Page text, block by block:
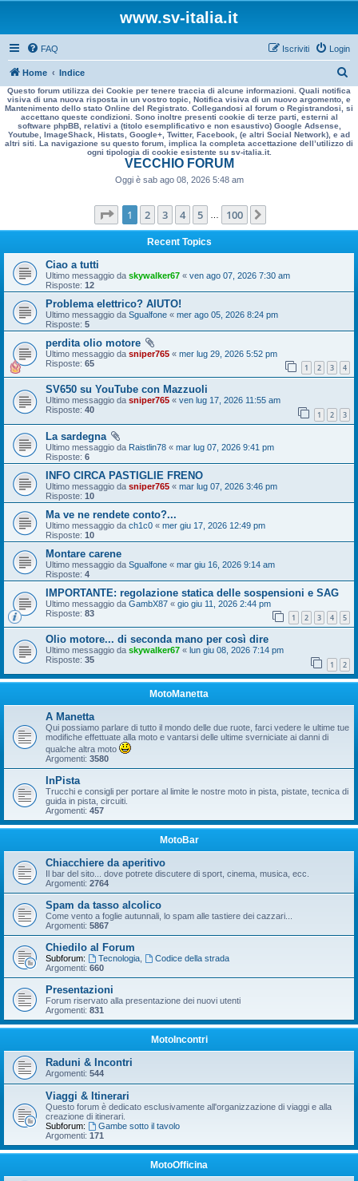
www.sv-italia.it
FAQ Login
Iscriviti
Home Indice
e
r
a
Questo forum utilizza dei Cookie per tenere traccia di alcune informazioni. Quali notifica
visiva di una nuova risposta in un vostro topic, Notifica visiva di un nuovo argomento, e
Mantenimento dello stato Online del Registrato. Collegandosi al forum o Registrandosi, si
accettano queste condizioni. Sono inoltre presenti cookie di terze parti, esterni al
software phpBB, relativi a (titolo esemplificativo e non esaustivo) Google Adsense,
Youtube, ImageShack, Histats, Google+, Twitter, Facebook, (e altri Social Network), e ad
altri siti. La navigazione su questo forum, implica la completa accettazione dell’utilizzo di
ogni tipologia di cookie esistente su sv-italia.it.
VECCHIO FORUM
Oggi è sab ago 08, 2026 5:48 am
Pagina di 100
1 2 3 4 5 100
Recent Topics
Ciao a tutti
Ultimo messaggio da skywalker67 « ven ago 07, 2026 7:30 am
Risposte: 12
Problema elettrico? AIUTO!
Ultimo messaggio da Sgualfone « mer ago 05, 2026 8:24 pm
Risposte: 5
perdita olio motore
Ultimo messaggio da sniper765 « mer lug 29, 2026 5:52 pm
Risposte: 65 1 2 3 4
SV650 su YouTube con Mazzuoli
Ultimo messaggio da sniper765 « ven lug 17, 2026 11:55 am
Risposte: 40 1 2 3
La sardegna
Ultimo messaggio da Raistlin78 « mar lug 07, 2026 9:41 pm
Risposte: 6
INFO CIRCA PASTIGLIE FRENO
Ultimo messaggio da sniper765 « mar lug 07, 2026 3:46 pm
Risposte: 10
Ma ve ne rendete conto?...
Ultimo messaggio da ch1c0 « mer giu 17, 2026 12:49 pm
Risposte: 10
Montare carene
Ultimo messaggio da Sgualfone « mar giu 16, 2026 9:14 am
Risposte: 4
IMPORTANTE: regolazione statica delle sospensioni e SAG
Ultimo messaggio da GambX87 « gio giu 11, 2026 2:44 pm
Risposte: 83 1 2 3 4 5
Olio motore... di seconda mano per così dire
Ultimo messaggio da skywalker67 « lun giu 08, 2026 7:14 pm
Risposte: 35 1 2
MotoManetta
A Manetta
Qui possiamo parlare di tutto il mondo delle due ruote, farci vedere le ultime tue
modifiche effettuate alla moto e vantarsi delle ultime sverniciate ai danni di
qualche altra moto
Argomenti: 3580
InPista
Trucchi e consigli per portare al limite le nostre moto in pista, pistate, tecnica di
guida in pista, circuiti.
Argomenti: 457
MotoBar
Chiacchiere da aperitivo
Il bar del sito... dove potrete discutere di sport, cinema, musica, ecc.
Argomenti: 2764
Spam da tasso alcolico
Come vento a foglie autunnali, lo spam alle tastiere dei cazzari...
Argomenti: 5867
Chiedilo al Forum
Subforum: Tecnologia,
Codice della strada
Argomenti: 660
Presentazioni
Forum riservato alla presentazione dei nuovi utenti
Argomenti: 831
MotoIncontri
Raduni & Incontri
Argomenti: 544
Viaggi & Itinerari
Questo forum è dedicato esclusivamente all'organizzazione di viaggi e alla
creazione di itinerari.
Subforum:
Gambe sotto il tavolo
Argomenti: 171
MotoOfficina